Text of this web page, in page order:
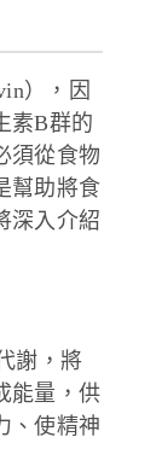
），因
素B群的
須從食物
幫助將食
深入介紹
謝，將
能量，供
、使精神